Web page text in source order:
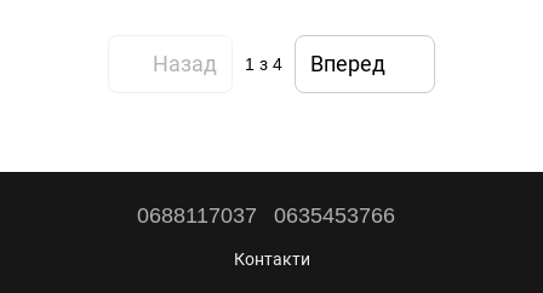
Назад 1 з 4 Вперед
0688117037 0635453766
Контакти